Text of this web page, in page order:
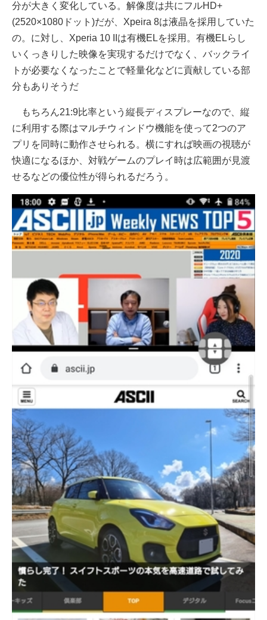
分が大きく変化している。解像度は共にフルHD+
(2520×1080ドット)だが、Xpeira 8は液晶を採用していた
の。に対し、Xperia 10 IIは有機ELを採用。有機ELらし
いくっきりした映像を実現するだけでなく、バックライ
トが必要なくなったことで軽量化などに貢献している部
分もありそうだ
もちろん21:9比率という縦長ディスプレーなので、縦
に利用する際はマルチウィンドウ機能を使って2つのア
プリを同時に動作させられる。横にすれば映画の視聴が
快適になるほか、対戦ゲームのプレイ時は広範囲が見渡
せるなどの優位性が得られるだろう。